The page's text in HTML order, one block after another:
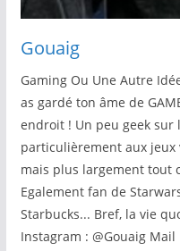
Gouaig
Gaming Ou Une Autre
as gardé ton âme de
endroit ! Un peu geek
particulièrement aux jeux
mais plus largement tout
Egalement fan de
Starbucks... Bref, la vie
Instagram : @Gouaig